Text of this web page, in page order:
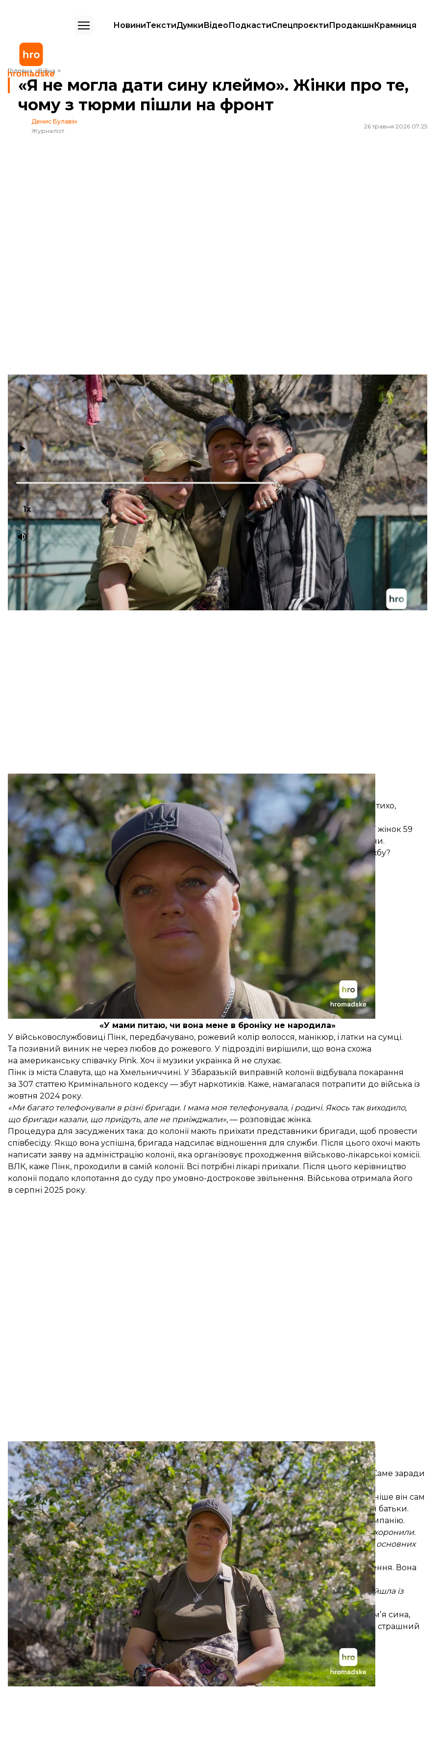
НовиниТекстиДумкиВідеоПодкастиСпецпроєктиПродакшнКрамниця
Головна Війна
«Я не могла дати сину клеймо». Жінки про те, чому з тюрми пішли на фронт
«Я не могла дати сину клеймо». Жінки про те,
чому з тюрми пішли на фронт
Денис Булавін
Журналіст
26 травня 2026 07:25
Белла, Пінк і Мамба (праворуч)
Павло Брук / hromadske
00:00 00:00
1x
Прослухати аудіоверсію
«Я не могла дати своєму сину клеймо — так склалось, що я потрапила за ґрати. Раніше синові було
соромно, якщо хтось питав, де мама. А зараз він із гордістю може сказати: служить», — розповідає
військова, на позивний Пінк.
Вона — одна з понад 200 жінок, яких станом на квітень 2026-го звільнили з тюрми умовно-
достроково для проходження військової служби.
Військовослужбовиця Пінк
Павло Брук / hromadske
З колишніми увʼязненими ми зустрічаємося на прифронтовій Дніпропетровщині. У селі тихо,
та протидронові сітки, натягнуті по всіх вулицях, нагадують: війна поруч. Через отвір
протидронового тунелю заїжджаємо на подвірʼя, яке стало пунктом постійної дислокації жінок 59
бригади батальйону «Шквал». Всі до минулого року відбували покарання за різні злочини.
Що колишніх засуджених мотивувало піти воювати? Чи складно було потрапити на службу?
Чи використовують вони умовно-дострокове звільнення, щоб потім піти у СЗЧ? Про
це ми поговорили з військовослужбовицями.
«У мами питаю, чи вона мене в броніку не народила»
У військовослужбовиці Пінк, передбачувано, рожевий колір волосся, манікюр, і латки на сумці.
Та позивний виник не через любов до рожевого. У підрозділі вирішили, що вона схожа
на американську співачку Pink. Хоч її музики українка й не слухає.
Пінк із міста Славута, що на Хмельниччині. У Збаразькій виправній колонії відбувала покарання
за 307 статтею Кримінального кодексу — збут наркотиків. Каже, намагалася потрапити до війська із
жовтня 2024 року.
«Ми багато телефонували в різні бригади. І мама моя телефонувала, і родичі. Якось так виходило,
що бригади казали, що приїдуть, але не приїжджали», — розповідає жінка.
Процедура для засуджених така: до колонії мають приїхати представники бригади, щоб провести
співбесіду. Якщо вона успішна, бригада надсилає відношення для служби. Після цього охочі мають
написати заяву на адміністрацію колонії, яка організовує проходження військово-лікарської комісії.
ВЛК, каже Пінк, проходили в самій колонії. Всі потрібні лікарі приїхали. Після цього керівництво
колонії подало клопотання до суду про умовно-дострокове звільнення. Військова отримала його
в серпні 2025 року.
Військовослужбовиця Пінк
Павло Брук / hromadske
Пінк — мати-одиначка, має майже 12-річного сина. Його вихованням опікується бабуся. Саме заради
сина Пінк долучилася до війська.
Коли жінку ув’язнили, рідні розповідали хлопчикові, що мама на заробітках у Польщі. Пізніше він сам
сказав їй телефоном:«Мамо, я все знав».Почув, напевно, від інших дітей, яким розказали батьки.
Пінк додає: її злочин не був повʼязаний із пошуком грошей. Просто потрапила не в ту компанію.
«Грошей вистачало. У мене чоловік був військовий. Він загинув. Торік у грудні ми його похоронили.
Він довго був безвісти зниклим — рік і десять місяців. Потім знайшли. Це теж була одна з основних
причин, чому я пішла служити», — розповідає жінка.
Вона відбула в колонії 4 роки 9 місяців із 6 років і 3 місяців. Нині Пінк — у групі забезпечення. Вона
доставляє на позиції провізію — і дроном, і пішки.
«Це моє. Я тут себе бачу. Вже в мами питаю, чи вона мене в броніку не народила. От я вийшла із
завдання, два дні — і все, я вже не можу. Це адреналін. Словами таке не передати».
До увʼязнення Пінк працювала тату-майстринею. Собі набила лише одне тату на руці — імʼя сина,
«Амін». Після війни хоче продовжувати службу у війську. Каже, період у колонії забула як страшний
сон.